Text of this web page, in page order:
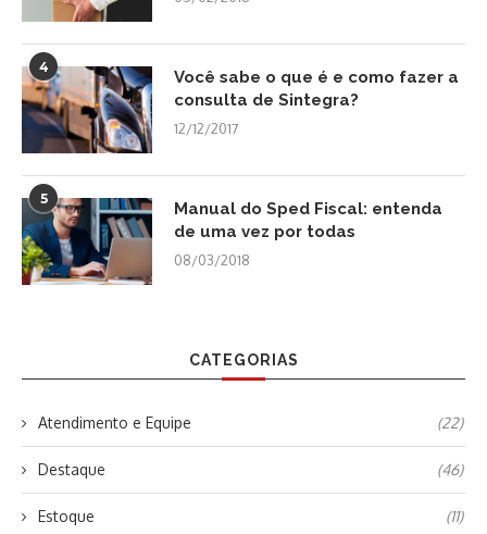
4
Você sabe o que é e como fazer a
consulta de Sintegra?
12/12/2017
5
Manual do Sped Fiscal: entenda
de uma vez por todas
08/03/2018
CATEGORIAS
Atendimento e Equipe (22)
Destaque (46)
Estoque (11)